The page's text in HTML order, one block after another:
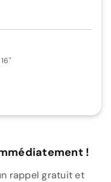
!
rappel gratuit et